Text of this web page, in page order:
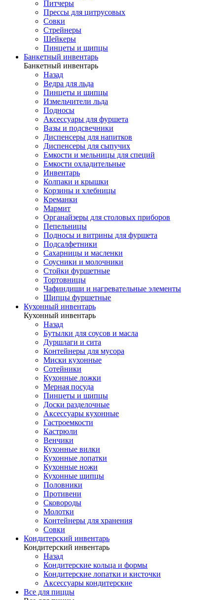
Питчеры
Прессы для цитрусовых
Совки
Стрейнеры
Шейкеры
Пинцеты и щипцы
Банкетный инвентарь
Банкетный инвентарь
Назад
Ведра для льда
Пинцеты и щипцы
Измельчители льда
Подносы
Аксессуары для фуршета
Вазы и подсвечники
Диспенсеры для напитков
Диспенсеры для сыпучих
Емкости и мельницы для специй
Емкости охладительные
Инвентарь
Колпаки и крышки
Корзины и хлебницы
Креманки
Мармит
Органайзеры для столовых приборов
Пепельницы
Подносы и витрины для фуршета
Подсалфетники
Сахарницы и масленки
Соусники и молочники
Стойки фуршетные
Тортовницы
Чафиндиши и нагревательные элементы
Щипцы фуршетные
Кухонный инвентарь
Кухонный инвентарь
Назад
Бутылки для соусов и масла
Дуршлаги и сита
Контейнеры для мусора
Миски кухонные
Сотейники
Кухонные ложки
Мерная посуда
Пинцеты и щипцы
Доски разделочные
Аксессуары кухонные
Гастроемкости
Кастрюли
Венчики
Кухонные вилки
Кухонные лопатки
Кухонные ножи
Кухонные щипцы
Половники
Противени
Сковороды
Молотки
Контейнеры для хранения
Совки
Кондитерский инвентарь
Кондитерский инвентарь
Назад
Кондитерские кольца и формы
Кондитерские лопатки и кисточки
Аксессуары кондитерские
Все для пиццы